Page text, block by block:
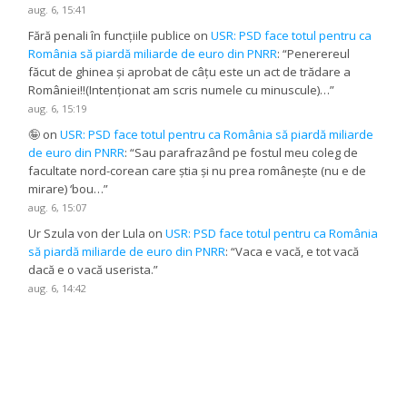
aug. 6, 15:41
Fără penali în funcțiile publice onUSR: PSD face totul pentru ca
România să piardă miliarde de euro din PNRR: “Penerereul
făcut de ghinea și aprobat de câțu este un act de trădare a
României!!(Intenționat am scris numele cu minuscule)…”
aug. 6, 15:19
🤪 onUSR: PSD face totul pentru ca România să piardă miliarde
de euro din PNRR: “Sau parafrazând pe fostul meu coleg de
facultate nord-corean care știa și nu prea românește (nu e de
mirare) ‘bou…”
aug. 6, 15:07
Ur Szula von der Lula onUSR: PSD face totul pentru ca România
să piardă miliarde de euro din PNRR: “Vaca e vacă, e tot vacă
dacă e o vacă userista.”
aug. 6, 14:42